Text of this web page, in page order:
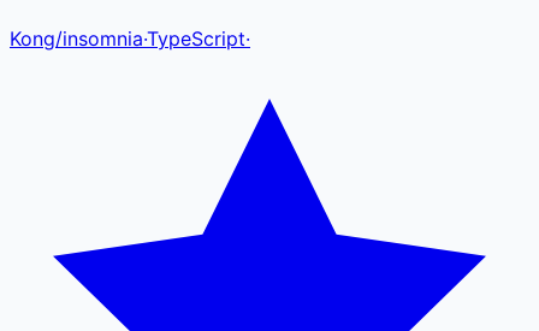
Kong/insomnia·TypeScript·